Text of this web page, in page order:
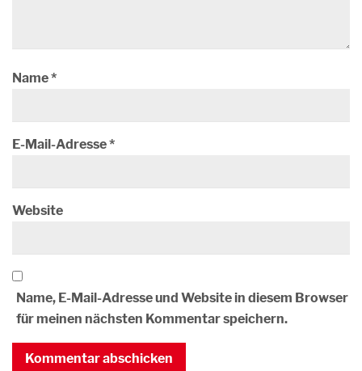
Name*
E-Mail-Adresse*
Website
Name, E-Mail-Adresse und Website in diesem Browser
für meinen nächsten Kommentar speichern.